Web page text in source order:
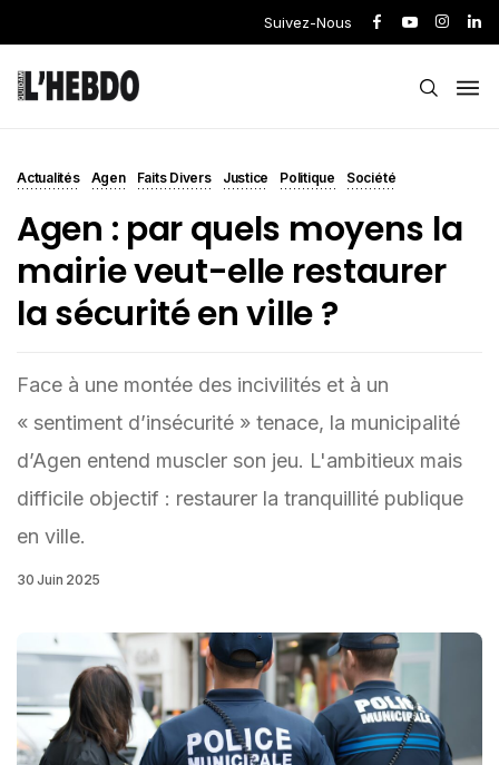
Suivez-Nous
Actualités Agen Faits Divers Justice Politique Société
Agen : par quels moyens la
mairie veut-elle restaurer
la sécurité en ville ?
Face à une montée des incivilités et à un
« sentiment d’insécurité » tenace, la municipalité
d’Agen entend muscler son jeu. L'ambitieux mais
difficile objectif : restaurer la tranquillité publique
en ville.
30 Juin 2025